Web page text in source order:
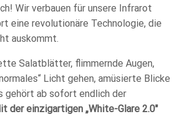
Wir verbauen für unsere Infrarot
eine revolutionäre Technologie, die
auskommt.
Salatblätter, flimmernde Augen,
Licht gehen, amüsierte Blicke
gehört ab sofort endlich der
der einzigartigen „White-Glare 2.0″